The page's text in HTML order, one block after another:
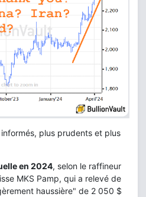
plus prudents et plus
en 2024, selon le raffineur
MKS Pamp, qui a relevé de
haussière" de 2 050 $